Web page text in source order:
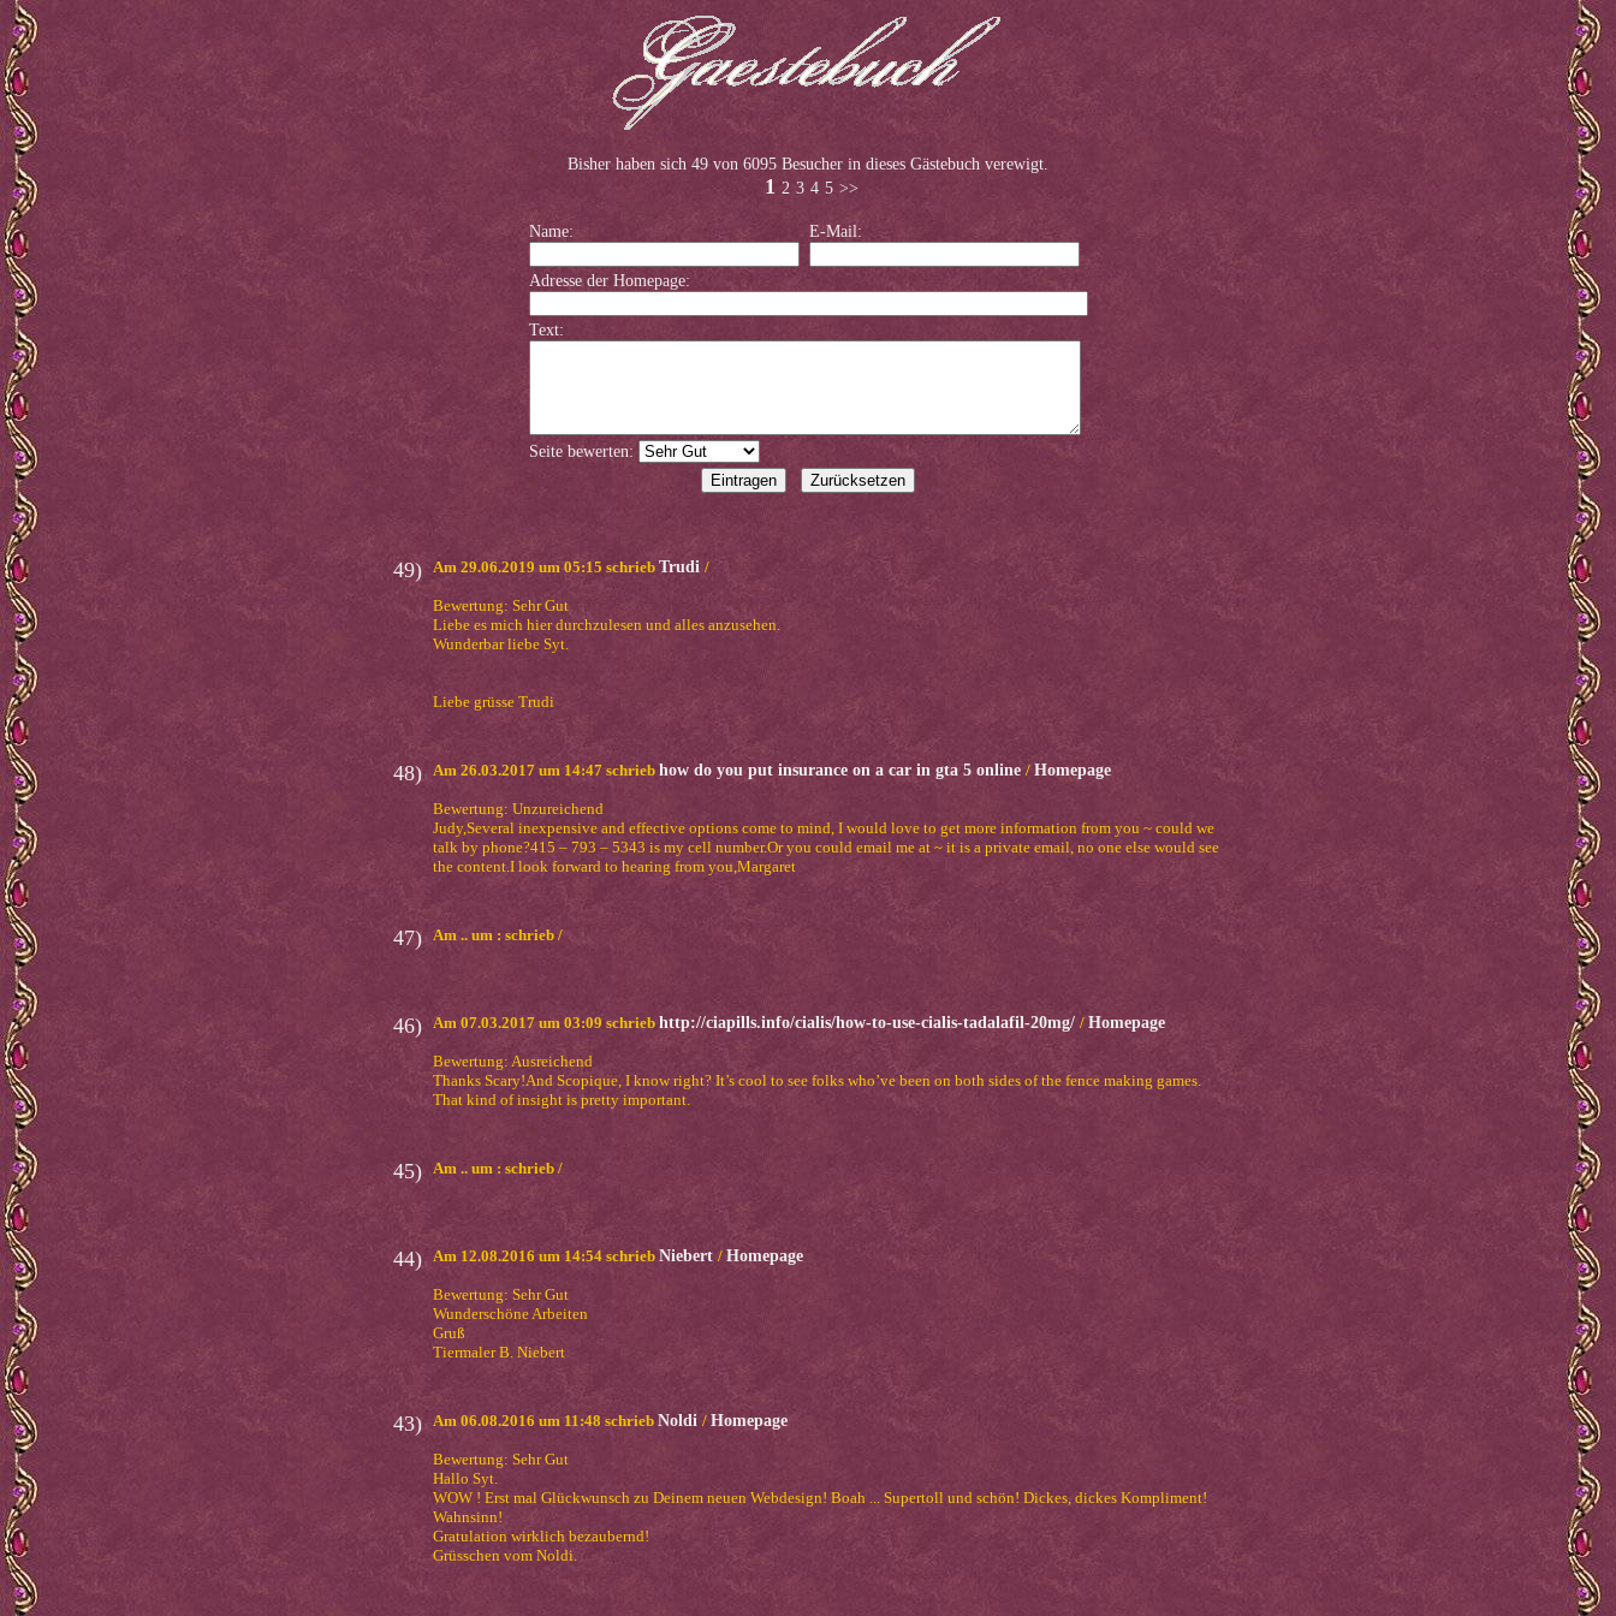
Bisher haben sich 49 von 6095 Besucher in dieses Gästebuch verewigt.
1 2 3 4 5 >>
Name: E-Mail:
Adresse der Homepage:
Text:
Seite bewerten:
49) Am 29.06.2019 um 05:15 schrieb Trudi /
Bewertung: Sehr Gut
Liebe es mich hier durchzulesen und alles anzusehen.
Wunderbar liebe Syt.
Liebe grüsse Trudi
48) Am 26.03.2017 um 14:47 schrieb how do you put insurance on a car in gta 5 online / Homepage
Bewertung: Unzureichend
Judy,Several inexpensive and effective options come to mind, I would love to get more information from you ~ could we
talk by phone?415 – 793 – 5343 is my cell number.Or you could email me at ~ it is a private email, no one else would see
the content.I look forward to hearing from you,Margaret
47) Am .. um : schrieb /
46) Am 07.03.2017 um 03:09 schrieb http://ciapills.info/cialis/how-to-use-cialis-tadalafil-20mg/ / Homepage
Bewertung: Ausreichend
Thanks Scary!And Scopique, I know right? It’s cool to see folks who’ve been on both sides of the fence making games.
That kind of insight is pretty important.
45) Am .. um : schrieb /
44) Am 12.08.2016 um 14:54 schrieb Niebert / Homepage
Bewertung: Sehr Gut
Wunderschöne Arbeiten
Gruß
Tiermaler B. Niebert
43) Am 06.08.2016 um 11:48 schrieb Noldi / Homepage
Bewertung: Sehr Gut
Hallo Syt.
WOW ! Erst mal Glückwunsch zu Deinem neuen Webdesign! Boah ... Supertoll und schön! Dickes, dickes Kompliment!
Wahnsinn!
Gratulation wirklich bezaubernd!
Grüsschen vom Noldi.